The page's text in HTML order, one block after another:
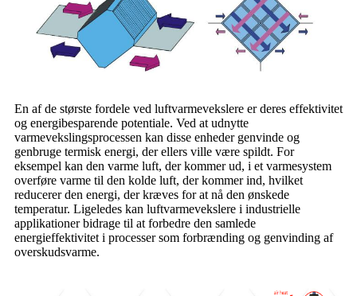
En af de største fordele ved luftvarmevekslere er deres effektivitet
og energibesparende potentiale. Ved at udnytte
varmevekslingsprocessen kan disse enheder genvinde og
genbruge termisk energi, der ellers ville være spildt. For
eksempel kan den varme luft, der kommer ud, i et varmesystem
overføre varme til den kolde luft, der kommer ind, hvilket
reducerer den energi, der kræves for at nå den ønskede
temperatur. Ligeledes kan luftvarmevekslere i industrielle
applikationer bidrage til at forbedre den samlede
energieffektivitet i processer som forbrænding og genvinding af
overskudsvarme.